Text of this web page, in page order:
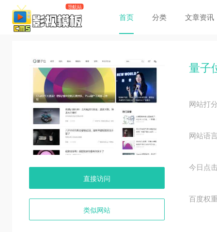
首页 分类 文章资讯
直接访问
类似网站
量子
网站打
网站语
今日点
百度权